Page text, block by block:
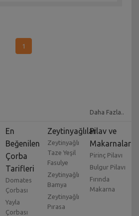
1
Daha Fazla..
En
Beğenilen
Çorba
Tarifleri
Domates
Çorbası
Yayla
Çorbası
Zeytinyağlılar
Zeytinyağlı
Taze Yeşil
Fasulye
Zeytinyağlı
Bamya
Zeytinyağlı
Pırasa
Pilav ve
Makarnalar
Pirinç Pilavı
Bulgur Pilavı
Fırında
Makarna